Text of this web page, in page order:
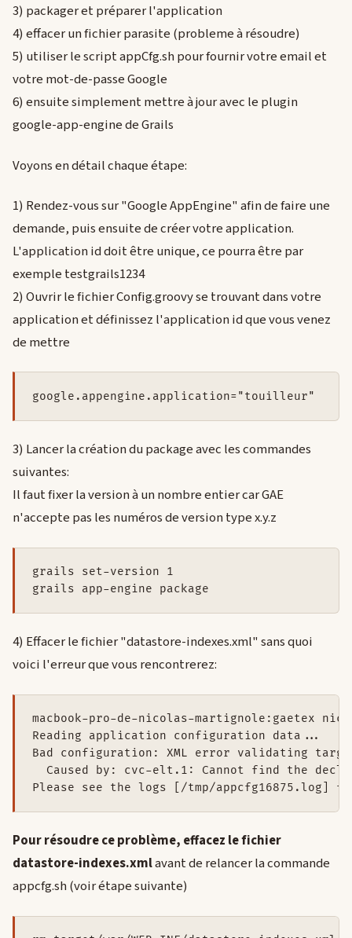
3) packager et préparer l'application
4) effacer un fichier parasite (probleme à résoudre)
5) utiliser le script appCfg.sh pour fournir votre email et
votre mot-de-passe Google
6) ensuite simplement mettre à jour avec le plugin
google-app-engine de Grails
Voyons en détail chaque étape:
1) Rendez-vous sur "Google AppEngine" afin de faire une
demande, puis ensuite de créer votre application.
L'application id doit être unique, ce pourra être par
exemple testgrails1234
2) Ouvrir le fichier Config.groovy se trouvant dans votre
application et définissez l'application id que vous venez
de mettre
3) Lancer la création du package avec les commandes
suivantes:
Il faut fixer la version à un nombre entier car GAE
n'accepte pas les numéros de version type x.y.z
grails set-version 1
4) Effacer le fichier "datastore-indexes.xml" sans quoi
voici l'erreur que vous rencontrerez:
macbook-pro-de-nicolas-martignole:gaetex
Reading application configuration data...
Bad configuration: XML error validating
Caused by: cvc-elt.1: Cannot find the
Pour résoudre ce problème, effacez le fichier
datastore-indexes.xmlavant de relancer la commande
appcfg.sh (voir étape suivante)